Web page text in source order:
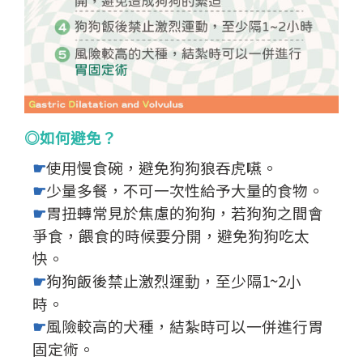
◎如何避免？
☛使用慢食碗，避免狗狗狼吞虎嚥。
☛少量多餐，不可一次性給予大量的食物。
☛胃扭轉常見於焦慮的狗狗，若狗狗之間會
爭食，餵食的時候要分開，避免狗狗吃太
快。
☛狗狗飯後禁止激烈運動，至少隔1~2小
時。
☛風險較高的犬種，結紮時可以一併進行胃
固定術。